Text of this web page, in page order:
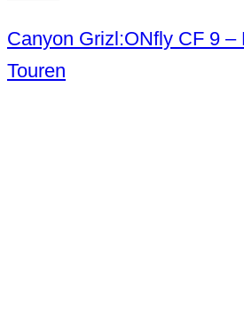
Canyon Grizl:ONfly CF 9 –
Touren